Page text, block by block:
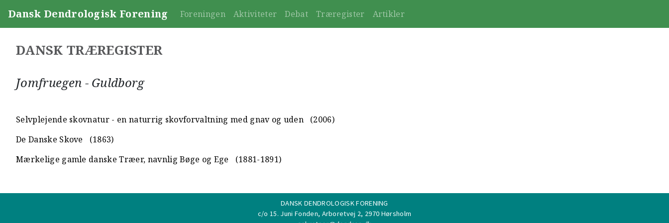
Dansk Dendrologisk Forening Foreningen Aktiviteter Debat Træregister Artikler
DANSK TRÆREGISTER
Jomfruegen - Guldborg
Selvplejende skovnatur - en naturrig skovforvaltning med gnav og uden
(2006)
De Danske Skove
(1863)
Mærkelige gamle danske Træer, navnlig Bøge og Ege
(1881-1891)
DANSK DENDROLOGISK FORENING
c/o 15. Juni Fonden, Arboretvej 2, 2970 Hørsholm